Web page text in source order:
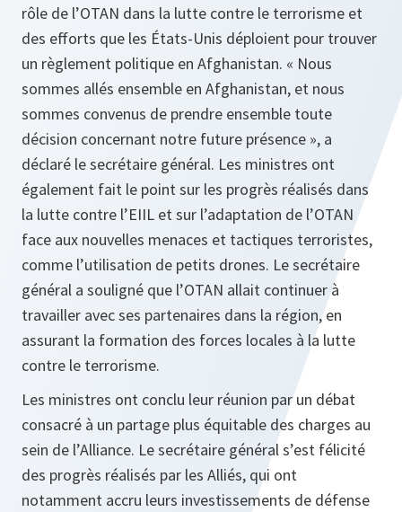
rôle de l’OTAN dans la lutte contre le terrorisme et
des efforts que les États-Unis déploient pour trouver
un règlement politique en Afghanistan. « Nous
sommes allés ensemble en Afghanistan, et nous
sommes convenus de prendre ensemble toute
décision concernant notre future présence », a
déclaré le secrétaire général. Les ministres ont
également fait le point sur les progrès réalisés dans
la lutte contre l’EIIL et sur l’adaptation de l’OTAN
face aux nouvelles menaces et tactiques terroristes,
comme l’utilisation de petits drones. Le secrétaire
général a souligné que l’OTAN allait continuer à
travailler avec ses partenaires dans la région, en
assurant la formation des forces locales à la lutte
contre le terrorisme.
Les ministres ont conclu leur réunion par un débat
consacré à un partage plus équitable des charges au
sein de l’Alliance. Le secrétaire général s’est félicité
des progrès réalisés par les Alliés, qui ont
notamment accru leurs investissements de défense